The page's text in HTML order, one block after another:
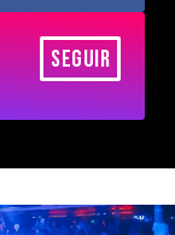
SEGUIR